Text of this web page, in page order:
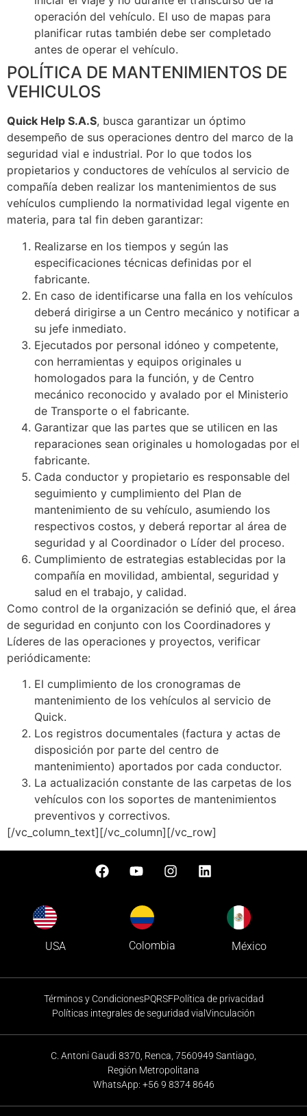
operación del vehículo. El uso de mapas para
planificar rutas también debe ser completado
antes de operar el vehículo.
POLÍTICA DE MANTENIMIENTOS DE
VEHICULOS
Quick Help S.A.S, busca garantizar un óptimo
desempeño de sus operaciones dentro del marco de la
seguridad vial e industrial. Por lo que todos los
propietarios y conductores de vehículos al servicio de
compañía deben realizar los mantenimientos de sus
vehículos cumpliendo la normatividad legal vigente en
materia, para tal fin deben garantizar:
Realizarse en los tiempos y según las
especificaciones técnicas definidas por el
fabricante.
En caso de identificarse una falla en los vehículos
deberá dirigirse a un Centro mecánico y notificar a
su jefe inmediato.
Ejecutados por personal idóneo y competente,
con herramientas y equipos originales u
homologados para la función, y de Centro
mecánico reconocido y avalado por el Ministerio
de Transporte o el fabricante.
Garantizar que las partes que se utilicen en las
reparaciones sean originales u homologadas por el
fabricante.
Cada conductor y propietario es responsable del
seguimiento y cumplimiento del Plan de
mantenimiento de su vehículo, asumiendo los
respectivos costos, y deberá reportar al área de
seguridad y al Coordinador o Líder del proceso.
Cumplimiento de estrategias establecidas por la
compañía en movilidad, ambiental, seguridad y
salud en el trabajo, y calidad.
Como control de la organización se definió que, el área
de seguridad en conjunto con los Coordinadores y
Líderes de las operaciones y proyectos, verificar
periódicamente:
El cumplimiento de los cronogramas de
mantenimiento de los vehículos al servicio de
Quick.
Los registros documentales (factura y actas de
disposición por parte del centro de
mantenimiento) aportados por cada conductor.
La actualización constante de las carpetas de los
vehículos con los soportes de mantenimientos
preventivos y correctivos.
[/vc_column_text][/vc_column][/vc_row]
USA Colombia México
Términos y CondicionesPQRSFPolítica de privacidad
Políticas integrales de seguridad vial Vinculación
C. Antoni Gaudi 8370, Renca, 7560949 Santiago,
Región Metropolitana
WhatsApp: +56 9 8374 8646